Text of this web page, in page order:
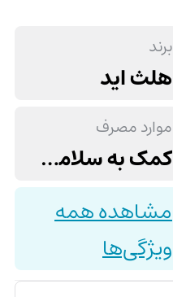
برند
هلث اید
موارد مصرف
کمک به سلامت پوست، مو و ناخن
مشاهده همه
ویژگی‌ها